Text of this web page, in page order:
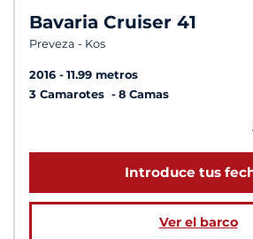
Bavaria Cruiser 41
Preveza - Kos
2016
11.99 metros
3 Camarotes
8 Camas
Introduce tus
Ver el barco